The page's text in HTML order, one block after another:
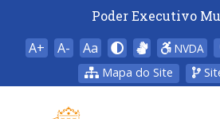
Poder Executivo
A+ A- Aa NVDA
Mapa do Site